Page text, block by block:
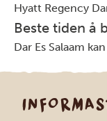
Hyatt Regency
Beste tiden å
Dar Es Salaam